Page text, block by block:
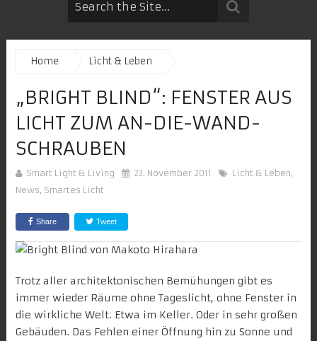
Home Licht & Leben
„BRIGHT BLIND“: FENSTER AUS
LICHT ZUM AN-DIE-WAND-
SCHRAUBEN
Smart Light & Living 23. November 2011 Licht & Leben,
News, Smartes Licht
Share Tweet
Trotz aller architektonischen Bemühungen gibt es
immer wieder Räume ohne Tageslicht, ohne Fenster in
die wirkliche Welt. Etwa im Keller. Oder in sehr großen
Gebäuden. Das Fehlen einer Öffnung hin zu Sonne und